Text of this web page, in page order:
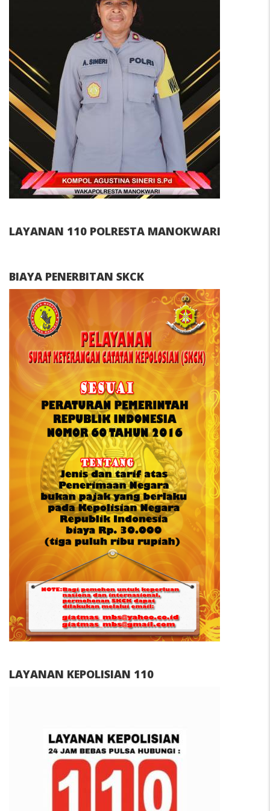
LAYANAN 110 POLRESTA MANOKWARI
BIAYA PENERBITAN SKCK
LAYANAN KEPOLISIAN 110